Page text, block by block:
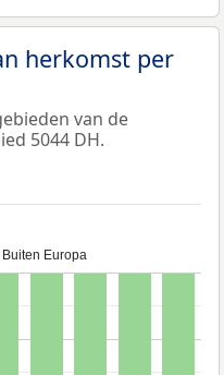
herkomst per
van de
5044 DH.
Buiten Europa